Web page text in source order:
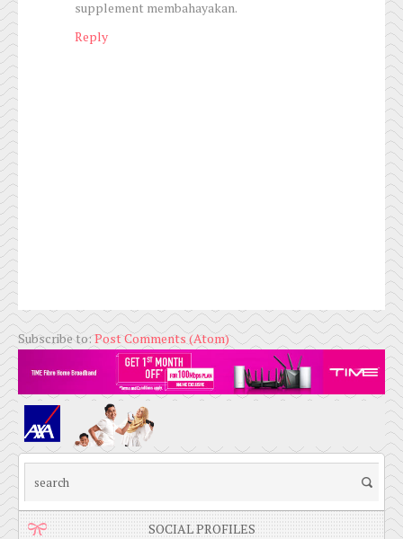
supplement membahayakan.
Reply
Subscribe to:Post Comments (Atom)
SOCIAL PROFILES